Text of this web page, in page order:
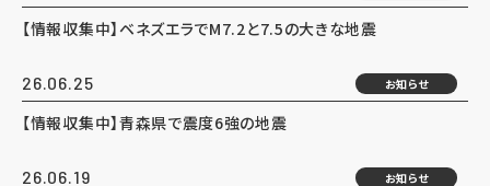
【情報収集中】ベネズエラでM7.2と7.5の大きな地震
26.06.25 お知らせ
【情報収集中】青森県で震度6強の地震
26.06.19 お知らせ